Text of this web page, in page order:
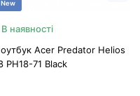
New
В наявності
Acer Predator Helios
PH18-71 Black